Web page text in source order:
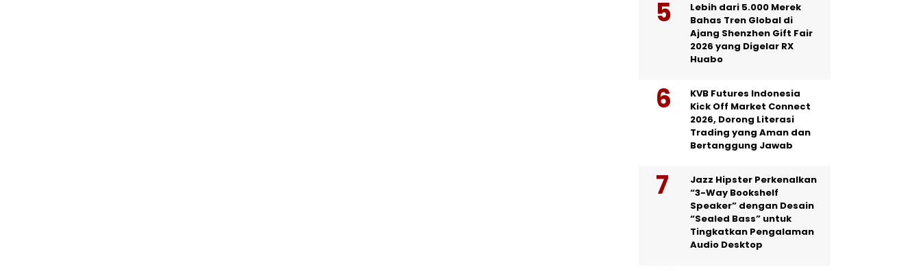
Lebih dari 5.000 Merek
Bahas Tren Global di
Ajang Shenzhen Gift Fair
2026 yang Digelar RX
Huabo
KVB Futures Indonesia
Kick Off Market Connect
2026, Dorong Literasi
Trading yang Aman dan
Bertanggung Jawab
Jazz Hipster Perkenalkan
“3-Way Bookshelf
Speaker” dengan Desain
“Sealed Bass” untuk
Tingkatkan Pengalaman
Audio Desktop